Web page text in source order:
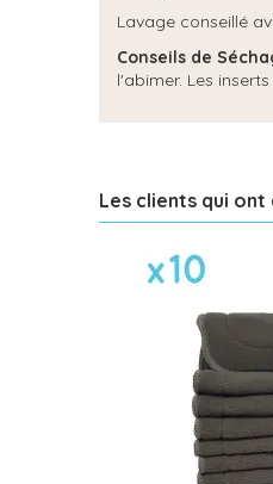
Lavage conseillé
Conseils de
l'abimer. Les
Les clients qui